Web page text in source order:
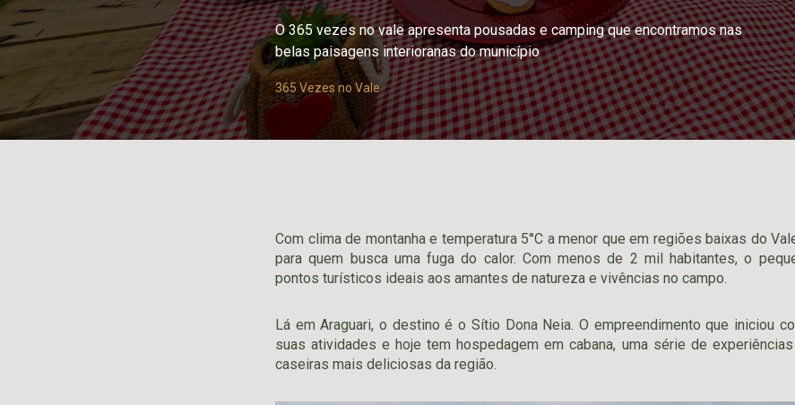
O 365 vezes no vale apresenta pousadas e camping que encontramos nas
belas paisagens interioranas do município
365 Vezes no Vale
Com clima de montanha e temperatura 5°C a menor que em regiões baixas do
para quem busca uma fuga do calor. Com menos de 2 mil habitantes, o
pontos turísticos ideais aos amantes de natureza e vivências no campo.
Lá em Araguari, o destino é o Sítio Dona Neia. O empreendimento que iniciou
suas atividades e hoje tem hospedagem em cabana, uma série de
caseiras mais deliciosas da região.